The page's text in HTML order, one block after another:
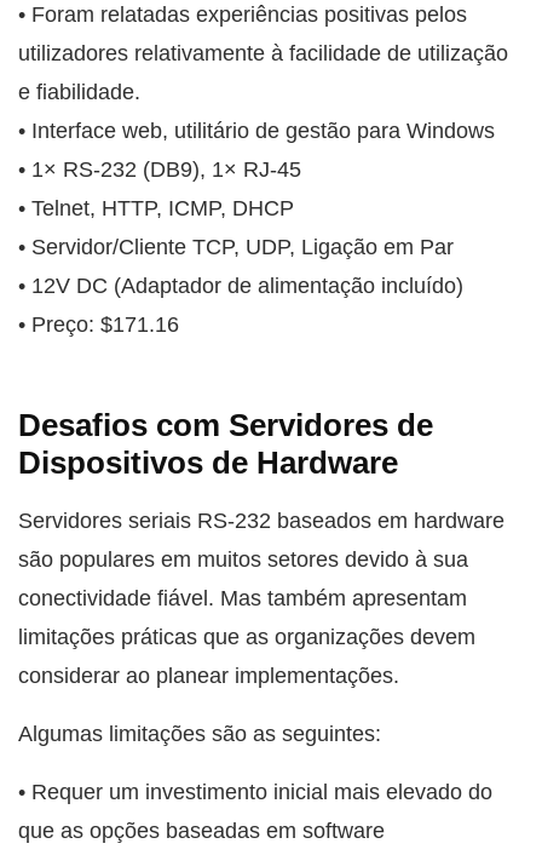
• Foram relatadas experiências positivas pelos
utilizadores relativamente à facilidade de utilização
e fiabilidade.
• Interface web, utilitário de gestão para Windows
• 1× RS-232 (DB9), 1× RJ-45
• Telnet, HTTP, ICMP, DHCP
• Servidor/Cliente TCP, UDP, Ligação em Par
• 12V DC (Adaptador de alimentação incluído)
• Preço: $171.16
Desafios com Servidores de
Dispositivos de Hardware
Servidores seriais RS-232 baseados em hardware
são populares em muitos setores devido à sua
conectividade fiável. Mas também apresentam
limitações práticas que as organizações devem
considerar ao planear implementações.
Algumas limitações são as seguintes:
• Requer um investimento inicial mais elevado do
que as opções baseadas em software